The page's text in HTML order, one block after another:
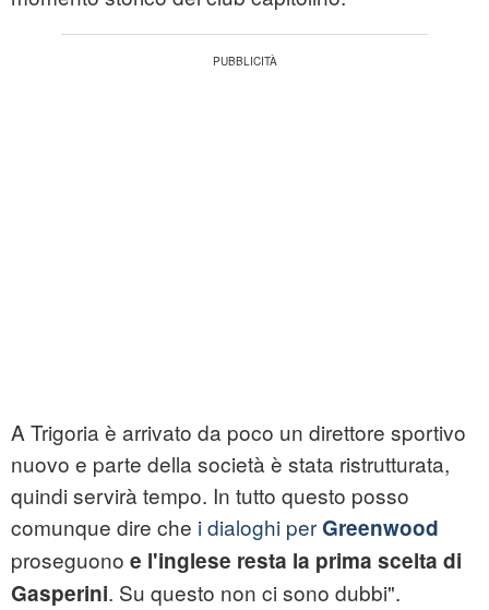
A Trigoria è arrivato da poco un direttore sportivo
nuovo e parte della società è stata ristrutturata,
quindi servirà tempo. In tutto questo posso
comunque dire che i dialoghi perGreenwood
proseguono e l'inglese resta la prima scelta di
Gasperini. Su questo non ci sono dubbi".